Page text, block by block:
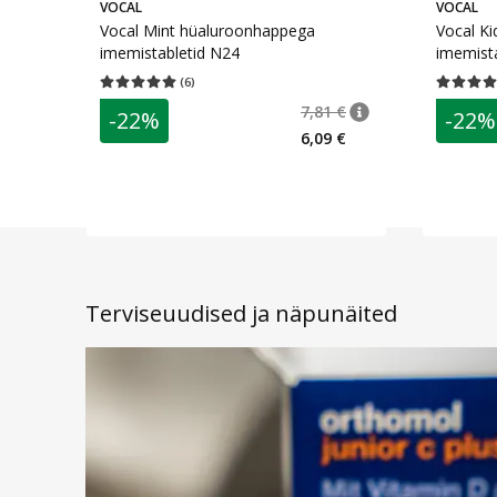
VOCAL
Vocal Mint hüaluroonhappega
imemistabletid N24
(6)
Keskmine hinnang 5.00
-22% 7,81 €
nõuanne
Tavaline hind:7,81 €
6,09 €
VOCAL
Vocal
Keskmine
-22%
Terviseuudised ja näpunäited